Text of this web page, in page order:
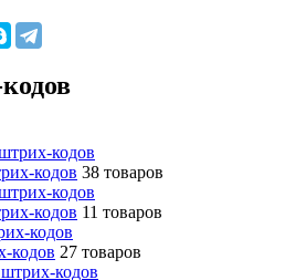
кодов 38 товаров
кодов 11 товаров
кодов 27 товаров